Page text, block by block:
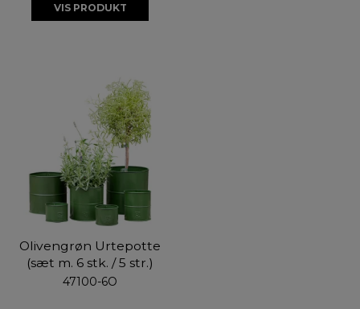
VIS PRODUKT
Olivengrøn Urtepotte
(sæt m. 6 stk. / 5 str.)
47100-6O